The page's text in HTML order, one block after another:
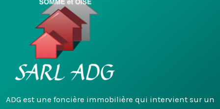
ADG est une foncière immobilière qui intervient sur un